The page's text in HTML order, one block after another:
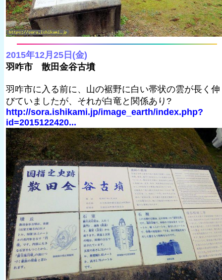
2015年12月25日(金)
羽咋市 散田金谷古墳
羽咋市に入る前に、山の裾野に白い帯状の雲が長く伸
びていましたが、それが白竜と関係あり?
http://sora.ishikami.jp/image_earth/index.php?
id=2015122420...